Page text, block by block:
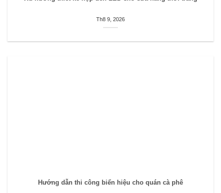
Th8 9, 2026
Hướng dẫn thi công biển hiệu cho quán cà phê